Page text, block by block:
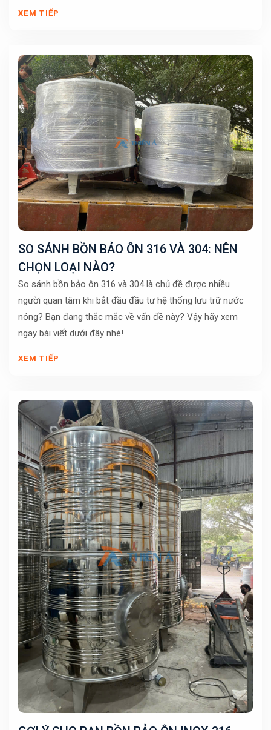
XEM TIẾP
SO SÁNH BỒN BẢO ÔN 316 VÀ 304: NÊN
CHỌN LOẠI NÀO?
So sánh bồn bảo ôn 316 và 304 là chủ đề được nhiều
người quan tâm khi bắt đầu đầu tư hệ thống lưu trữ nước
nóng? Bạn đang thắc mắc về vấn đề này? Vậy hãy xem
ngay bài viết dưới đây nhé!
XEM TIẾP